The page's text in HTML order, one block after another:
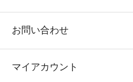
お問い合わせ
マイアカウント